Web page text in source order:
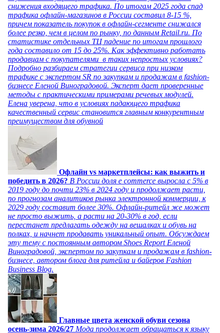
снижения входящего трафика. По итогам 2025 года спад
трафика офлайн-магазинов в России составил 8-15 %,
причем показатель покупок в офлайн-сегменте снижался
более резко, чем в целом по рынку, по данным Retail.ru. По
статистике отдельных ТЦ падение по итогам прошлого
года составило от 15 до 25%. Как эффективно работать
продавцам с покупателями в таких непростых условиях?
Подробно разбираем стратегии сервиса при низком
трафике с экспертом SR по закупкам и продажам в fashion-
бизнесе Еленой Виноградовой. Эксперт дает проверенные
методы с практическими примерами речевых модулей.
Елена уверена, что в условиях падающего трафика
качественный сервис становится главным конкурентным
преимуществом для обувной
Офлайн vs маркетплейсы: как выжить и
победить в 2026? В России доля e commerce выросла с 5% в
2019 году до почти 23% в 2024 году и продолжает расти,
по прогнозам аналитиков рынка электронной коммерции, к
2029 году составит более 30%. Офлайн-ритейл же может
не просто выжить, а расти на 20-30% в год, если
перестанет предлагать одежду на вешалках и обувь на
полках, и начнет продавать уникальный опыт. Обсуждаем
эту тему с постоянным автором Shoes Report Еленой
Виноградовой, экспертом по закупкам и продажам в fashion-
бизнесе, автором блога для ритейла и байеров Fashion
Business Blog.
Главные цвета женской обуви сезона
осень-зима 2026/27 Мода продолжает обращаться к языку